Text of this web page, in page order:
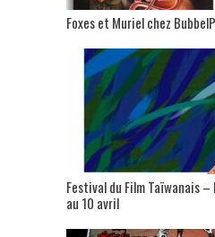
Foxes et Muriel chez
Festival du Film Taïwanais
au 10 avril